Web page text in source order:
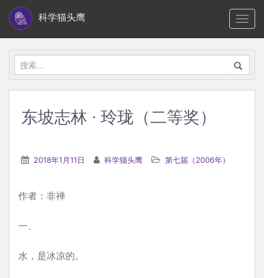
i
科学猫头鹰
搜
索：
东坡志林 · 玲珑（二等奖）
2018年1月11日 科学猫头鹰 第七届（2006年）
作者：非禅
一、
水，是冰凉的。